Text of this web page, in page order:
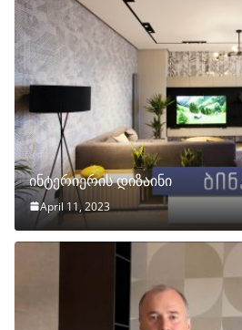
ინტერიერის დიზაინი
April 11, 2023